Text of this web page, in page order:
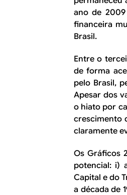
ano de
financeira
Brasil.
Entre o
de forma
pelo Brasil,
Apesar dos
o hiato por
crescimento
claramente
Os Gráficos
potencial: i)
Capital e do
a década de